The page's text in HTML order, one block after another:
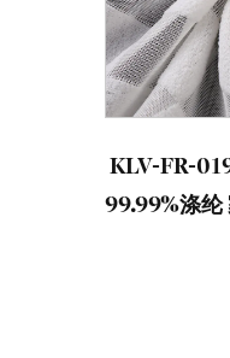
KLV-FR-
99.99%涤纶